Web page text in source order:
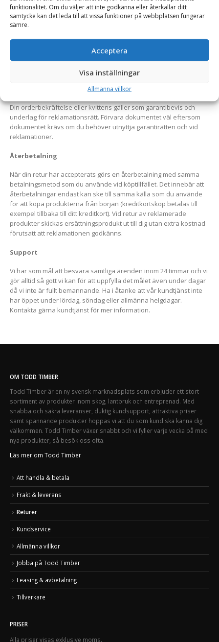
funktionalitet. Om du väljer att inte godkänna eller återkallar ditt
samtycke kan det leda till att vissa funktioner på webbplatsen fungerar
sämre.
Acceptera
Visa inställningar
Allmänna villkor
reklamationen och returärenden.
Vid reklamations- och garantiärenden görs alltid en bedömning av
Todd Timber eller dess samarbetspartners för att säkerställa
orsak. Fraktkostnaden för returhantering vid Fel på produkt eller
order bekostas av den enskilda Partnern. Vid Fel på produkt som
ej orsakats av dig och ej uppstått som följd av felaktigt
användande så repareras eller ersätts produkten av den enskilda
Din orderbekräftelse eller kvittens gäller som garantibevis och
underlag för reklamationsrätt. Förvara dokumentet väl eftersom
dokumentet krävs om du behöver utnyttja garantirätten och vid
reklamationer.
Återbetalning
När din retur har accepterats görs en återbetalning med samma
betalningsmetod som du använde vid köptillfället. Det innebär att
återbetalningar endast kan ske till samma källa som du använde
för att köpa produkterna från början (kreditkortsköp betalas till
exempel tillbaka till ditt kreditkort). Vid retur av reklamerade
produkter skickas ersättningsprodukt ut till dig utan extra kostnad
förutsatt att reklamationen godkänns.
Support
Vi har som mål att besvara samtliga ärenden inom 24 timmar och vi
gör alltid så gott vi kan för att uppfylla det målet även under dagar
då vi inte är fullt bemannande. Ha i åtanke att vår kundtjänst inte
har öppet under lördag, söndag eller allmänna helgdagar.
Kontakta gärna kundtjänstför mer information.
OM TODD TIMBER
Todd Timber är en ny svensk marknadsplats som erbjuder ett stort
sortiment av produkter inom skog, lantbruk och entreprenad. Med
snabba och säkra leveranser, duktig kundsupport, attraktiva priser
samt spännande produkter hoppas vi att du som kund ska känna dig
välkommen. Todd Timber växer snabbt och vi fyller varje vecka på med
nya produkter, så besök oss ofta.
Läs mer om Todd Timber
Att handla & betala
Frakt & leverans
Returer
Kundservice
Allmänna villkor
Jobba på Todd Timber
Leasing & avbetalning
Tillverkare
PRISER
Alla priser visas exklusive moms.